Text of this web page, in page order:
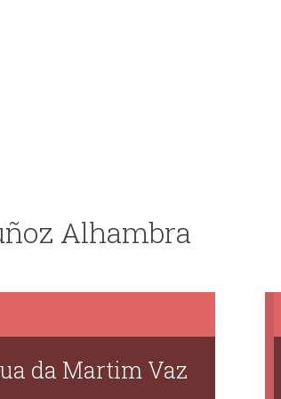
Alhambra
da Martim Vaz